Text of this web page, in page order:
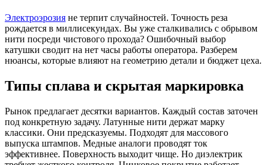
Электроэрозия не терпит случайностей. Точность реза
рождается в миллисекундах. Вы уже сталкивались с обрывом
нити посреди чистового прохода? Ошибочный выбор
катушки сводит на нет часы работы оператора. Разберем
нюансы, которые влияют на геометрию детали и бюджет цеха.
Типы сплава и скрытая маркировка
Рынок предлагает десятки вариантов. Каждый состав заточен
под конкретную задачу. Латунные нити держат марку
классики. Они предсказуемы. Подходят для массового
выпуска штампов. Медные аналоги проводят ток
эффективнее. Поверхность выходит чище. Но диэлектрик